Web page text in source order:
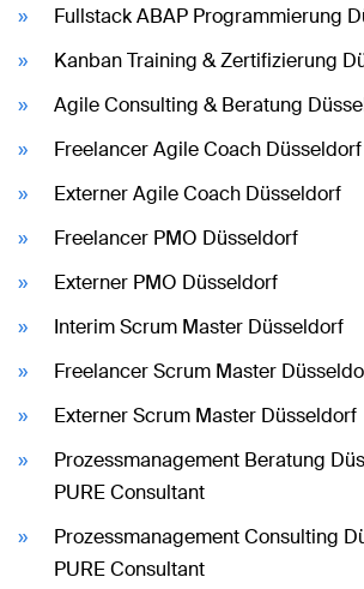
Fullstack ABAP Programmierung
Kanban Training & Zertifizierung
Agile Consulting & Beratung
Freelancer Agile Coach Düsseldorf
Externer Agile Coach Düsseldorf
Freelancer PMO Düsseldorf
Externer PMO Düsseldorf
Interim Scrum Master Düsseldorf
Freelancer Scrum Master
Externer Scrum Master Düsseldorf
Prozessmanagement Beratung
PURE Consultant
Prozessmanagement Consulting
PURE Consultant